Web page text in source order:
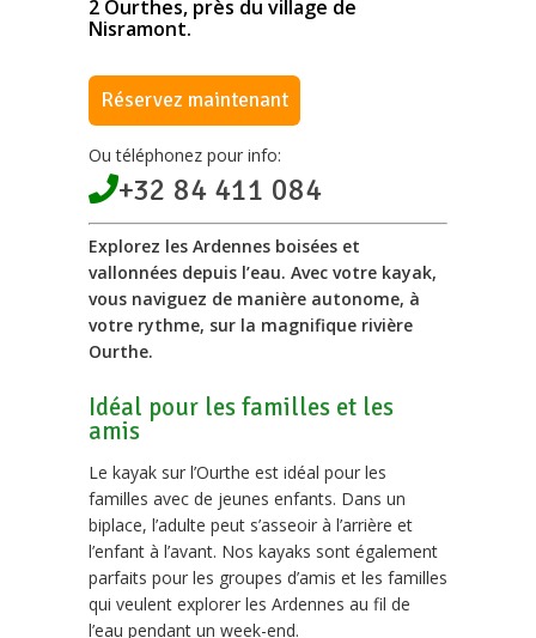
2 Ourthes, près du village de
Nisramont.
Réservez maintenant
Ou téléphonez pour info:
+32 84 411 084
Explorez les Ardennes boisées et
vallonnées depuis l’eau. Avec votre kayak,
vous naviguez de manière autonome, à
votre rythme, sur la magnifique rivière
Ourthe.
Idéal pour les familles et les
amis
Le kayak sur l’Ourthe est idéal pour les
familles avec de jeunes enfants. Dans un
biplace, l’adulte peut s’asseoir à l’arrière et
l’enfant à l’avant. Nos kayaks sont également
parfaits pour les groupes d’amis et les familles
qui veulent explorer les Ardennes au fil de
l’eau pendant un week-end.